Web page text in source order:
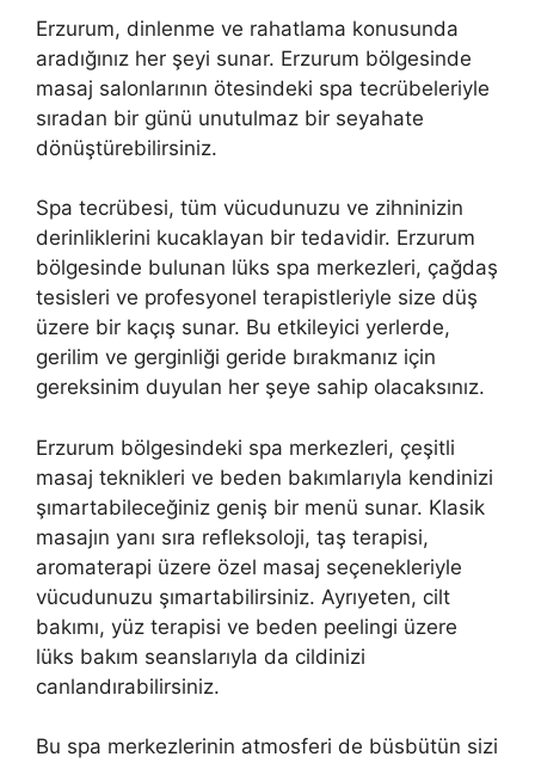
Erzurum, dinlenme ve rahatlama konusunda
aradığınız her şeyi sunar. Erzurum bölgesinde
masaj salonlarının ötesindeki spa tecrübeleriyle
sıradan bir günü unutulmaz bir seyahate
dönüştürebilirsiniz.
Spa tecrübesi, tüm vücudunuzu ve zihninizin
derinliklerini kucaklayan bir tedavidir. Erzurum
bölgesinde bulunan lüks spa merkezleri, çağdaş
tesisleri ve profesyonel terapistleriyle size düş
üzere bir kaçış sunar. Bu etkileyici yerlerde,
gerilim ve gerginliği geride bırakmanız için
gereksinim duyulan her şeye sahip olacaksınız.
Erzurum bölgesindeki spa merkezleri, çeşitli
masaj teknikleri ve beden bakımlarıyla kendinizi
şımartabileceğiniz geniş bir menü sunar. Klasik
masajın yanı sıra refleksoloji, taş terapisi,
aromaterapi üzere özel masaj seçenekleriyle
vücudunuzu şımartabilirsiniz. Ayrıyeten, cilt
bakımı, yüz terapisi ve beden peelingi üzere
lüks bakım seanslarıyla da cildinizi
canlandırabilirsiniz.
Bu spa merkezlerinin atmosferi de büsbütün sizi